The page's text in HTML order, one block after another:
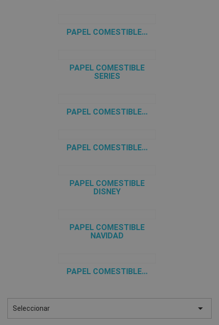
PAPEL COMESTIBLE...
PAPEL COMESTIBLE
SERIES
PAPEL COMESTIBLE...
PAPEL COMESTIBLE...
PAPEL COMESTIBLE
DISNEY
PAPEL COMESTIBLE
NAVIDAD
PAPEL COMESTIBLE...
Seleccionar 